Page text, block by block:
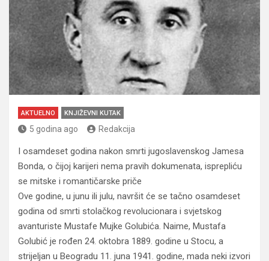
AKTUELNO KNJIŽEVNI KUTAK
5 godina ago Redakcija
I osamdeset godina nakon smrti jugoslavenskog Jamesa
Bonda, o čijoj karijeri nema pravih dokumenata, isprepliću
se mitske i romantičarske priče
Ove godine, u junu ili julu, navršit će se tačno osamdeset
godina od smrti stolačkog revolucionara i svjetskog
avanturiste Mustafe Mujke Golubića. Naime, Mustafa
Golubić je rođen 24. oktobra 1889. godine u Stocu, a
strijeljan u Beogradu 11. juna 1941. godine, mada neki izvori